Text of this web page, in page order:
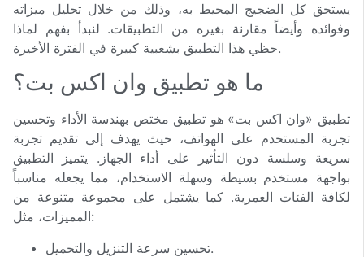
يستحق كل الضجيج المحيط به، وذلك من خلال تحليل ميزاته
وفوائده وأيضاً مقارنة بغيره من التطبيقات. لنبدأ بفهم لماذا
حظي هذا التطبيق بشعبية كبيرة في الفترة الأخيرة.
ما هو تطبيق وان اكس بت؟
تطبيق «وان اكس بت» هو تطبيق مختص بهندسة الأداء وتحسين
تجربة المستخدم على الهواتف، حيث يهدف إلى تقديم تجربة
سريعة وسلسة دون التأثير على أداء الجهاز. يتميز التطبيق
بواجهة مستخدم بسيطة وسهلة الاستخدام، مما يجعله مناسباً
لكافة الفئات العمرية. كما يشتمل على مجموعة متنوعة من
المميزات، مثل:
تحسين سرعة التنزيل والتحميل.